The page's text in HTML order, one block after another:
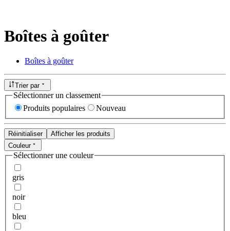
Boîtes à goûter
Boîtes à goûter
Trier par
Sélectionner un classement
Produits populaires
Nouveau
Réinitialiser
Afficher les produits
Couleur
Sélectionner une couleur
gris
noir
bleu